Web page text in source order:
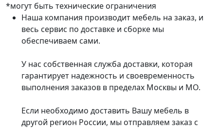
*могут быть технические ограничения
Наша компания производит мебель на заказ, и
весь сервис по доставке и сборке мы
обеспечиваем сами.
У нас собственная служба доставки, которая
гарантирует надежность и своевременность
выполнения заказов в пределах Москвы и МО.
Если необходимо доставить Вашу мебель в
другой регион России, мы отправляем заказ с